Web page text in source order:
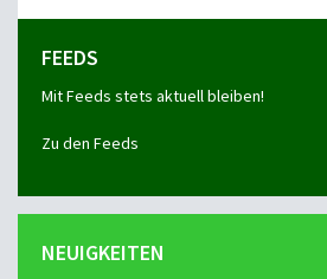
FEEDS
Mit Feeds stets aktuell bleiben!
Zu den Feeds
NEUIGKEITEN